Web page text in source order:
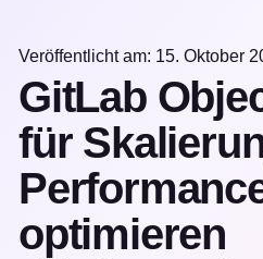
Veröffentlicht am: 15. Oktober
GitLab
für
optimieren